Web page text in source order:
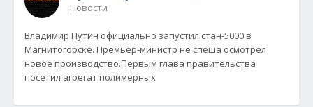
Новости
Владимир Путин официально запустил стан-5000 в
Магнитогорске. Премьер-министр не спеша осмотрел
новое производство.Первым глава правительства
посетил агрегат полимерных